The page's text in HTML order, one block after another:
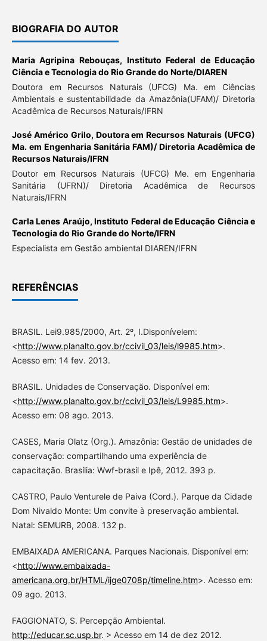
BIOGRAFIA DO AUTOR
Maria Agripina Rebouças, Instituto Federal de Educação
Ciência e Tecnologia do Rio Grande do Norte/DIAREN
Doutora em Recursos Naturais (UFCG) Ma. em Ciências
Ambientais e sustentabilidade da Amazônia(UFAM)/ Diretoria
Acadêmica de Recursos Naturais/IFRN
José Américo Grilo, Doutora em Recursos Naturais (UFCG)
Ma. em Engenharia Sanitária FAM)/ Diretoria Acadêmica de
Recursos Naturais/IFRN
Doutor em Recursos Naturais (UFCG) Me. em Engenharia
Sanitária (UFRN)/ Diretoria Acadêmica de Recursos
Naturais/IFRN
Carla Lenes Araújo,Instituto Federal de Educação Ciência e
Tecnologia do Rio Grande do Norte/IFRN
Especialista em Gestão ambiental DIAREN/IFRN
REFERÊNCIAS
BRASIL. Lei9.985/2000, Art. 2º, I.Disponívelem:
<http://www.planalto.gov.br/ccivil_03/leis/l9985.htm>.
Acesso em: 14 fev. 2013.
BRASIL. Unidades de Conservação. Disponível em:
<http://www.planalto.gov.br/ccivil_03/leis/L9985.htm>.
Acesso em: 08 ago. 2013.
CASES, Maria Olatz (Org.). Amazônia: Gestão de unidades de
conservação: compartilhando uma experiência de
capacitação. Brasília: Wwf-brasil e Ipê, 2012. 393 p.
CASTRO, Paulo Venturele de Paiva (Cord.). Parque da Cidade
Dom Nivaldo Monte: Um convite à preservação ambiental.
Natal: SEMURB, 2008. 132 p.
EMBAIXADA AMERICANA. Parques Nacionais. Disponível em:
<http://www.embaixada-
americana.org.br/HTML/ijge0708p/timeline.htm>. Acesso em:
09 ago. 2013.
FAGGIONATO, S. Percepção Ambiental.
http://educar.sc.usp.br. > Acesso em 14 de dez 2012.